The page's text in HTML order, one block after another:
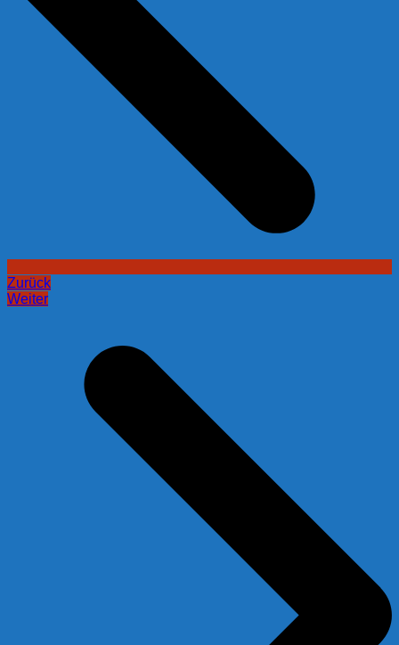
Zurück
Weiter